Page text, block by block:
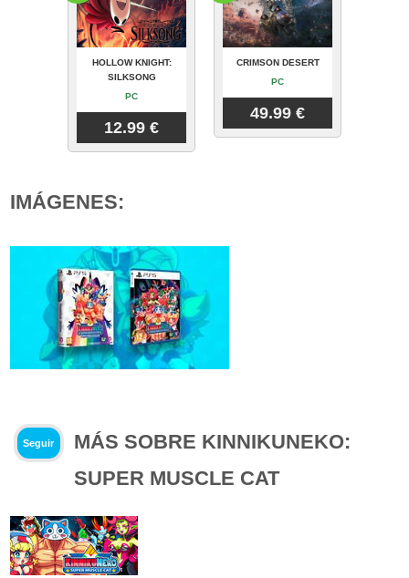
HOLLOW KNIGHT:
SILKSONG
PC
12.99 €
CRIMSON DESERT
PC
49.99 €
IMÁGENES:
Seguir
MÁS SOBRE KINNIKUNEKO:
SUPER MUSCLE CAT